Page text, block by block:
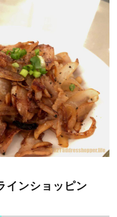
インショッピン